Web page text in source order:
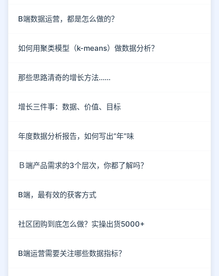
B端数据运营，都是怎么做的？
如何用聚类模型（k-means）做数据分析？
那些思路清奇的增长方法……
增长三件事：数据、价值、目标
年度数据分析报告，如何写出“年”味
Ｂ端产品需求的3个层次，你都了解吗？
B端，最有效的获客方式
社区团购到底怎么做？实操出货5000+
B端运营需要关注哪些数据指标？